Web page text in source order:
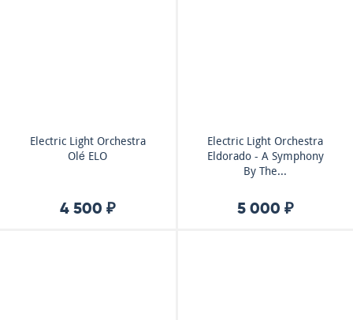
Electric Light Orchestra
Olé ELO
4 500 ₽
Electric Light Orchestra
Eldorado - A Symphony
By The...
5 000 ₽